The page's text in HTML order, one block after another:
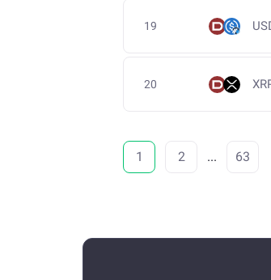
19
20
1 2 ... 63